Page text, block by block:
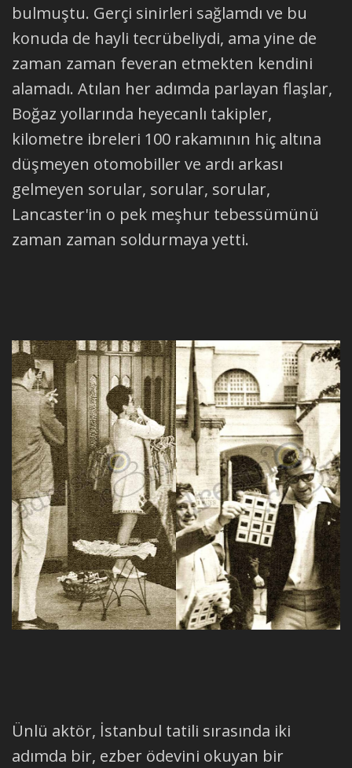
bulmuştu. Gerçi sinirleri sağlamdı ve bu
konuda de hayli tecrübeliydi, ama yine de
zaman zaman feveran etmekten kendini
alamadı. Atılan her adımda parlayan flaşlar,
Boğaz yollarında heyecanlı takipler,
kilometre ibreleri 100 rakamının hiç altına
düşmeyen otomobiller ve ardı arkası
gelmeyen sorular, sorular, sorular,
Lancaster'in o pek meşhur tebessümünü
zaman zaman soldurmaya yetti.
Ünlü aktör, İstanbul tatili sırasında iki
adımda bir, ezber ödevini okuyan bir